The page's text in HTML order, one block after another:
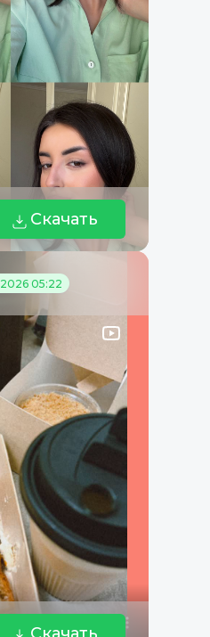
Скачать
05:22